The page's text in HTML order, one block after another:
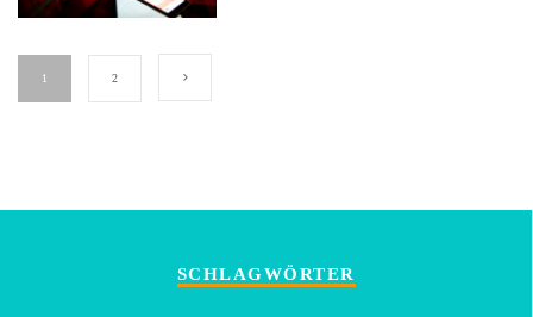
1 2
SCHLAGWÖRTER